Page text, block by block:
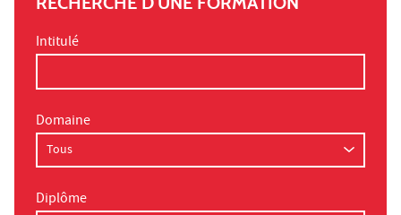
Intitulé
Domaine
Diplôme